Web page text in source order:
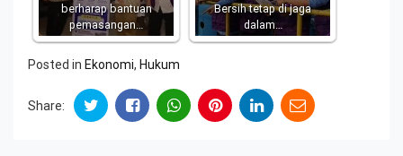
berharap bantuan
pemasangan…
Bersih tetap di jaga
dalam…
Posted in Ekonomi, Hukum
Share: